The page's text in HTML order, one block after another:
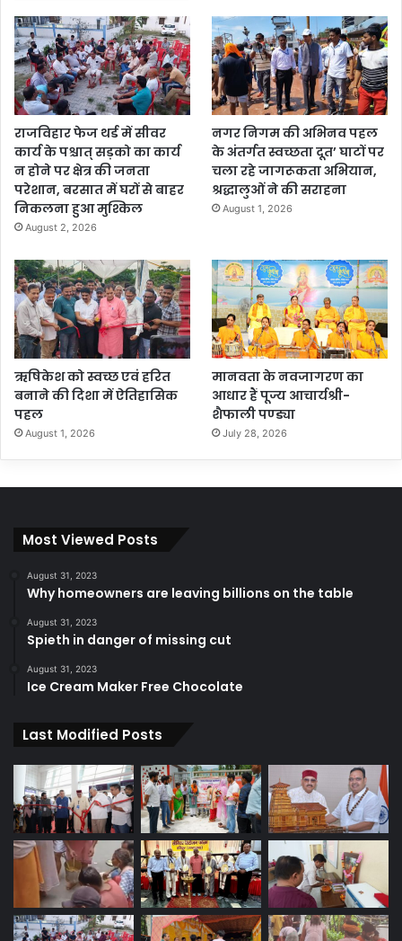
राजविहार फेज थर्ड में सीवर
कार्य के पश्चात् सड़को का कार्य
न होने पर क्षेत्र की जनता
परेशान, बरसात में घरों से बाहर
निकलना हुआ मुश्किल
August 2, 2026
नगर निगम की अभिनव पहल
के अंतर्गत स्वच्छता दूत’ घाटों पर
चला रहे जागरूकता अभियान,
श्रद्धालुओं ने की सराहना
August 1, 2026
ऋषिकेश को स्वच्छ एवं हरित
बनाने की दिशा में ऐतिहासिक
पहल
August 1, 2026
मानवता के नवजागरण का
आधार हैं पूज्य आचार्यश्री-
शैफाली पण्ड्या
July 28, 2026
Most Viewed Posts
August 31, 2023
Why homeowners are leaving billions on the table
August 31, 2023
Spieth in danger of missing cut
August 31, 2023
Ice Cream Maker Free Chocolate
Last Modified Posts